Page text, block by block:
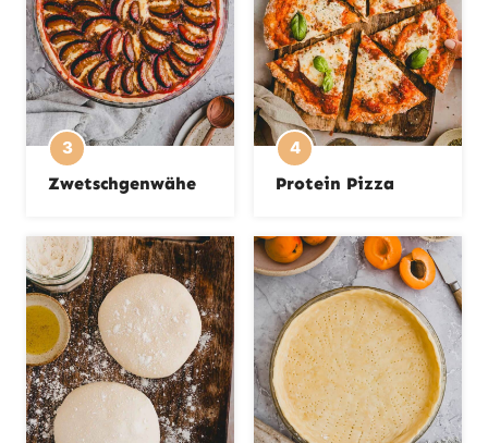
Zwetschgenwähe Protein Pizza